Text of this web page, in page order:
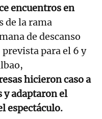
encuentros en
de la rama
de descanso
para el 6 y
hicieron caso a
y adaptaron el
espectáculo.